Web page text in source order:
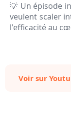
💡 Un épisode
veulent scaler
l'efficacité au
Voir sur